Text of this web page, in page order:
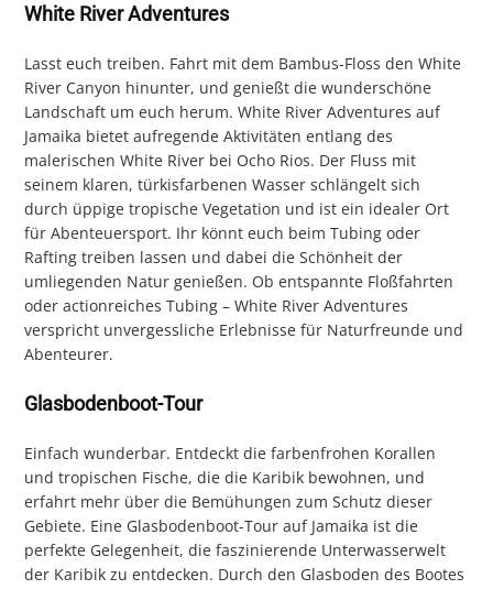
White River Adventures
Lasst euch treiben. Fahrt mit dem Bambus-Floss den White
River Canyon hinunter, und genießt die wunderschöne
Landschaft um euch herum. White River Adventures auf
Jamaika bietet aufregende Aktivitäten entlang des
malerischen White River bei Ocho Rios. Der Fluss mit
seinem klaren, türkisfarbenen Wasser schlängelt sich
durch üppige tropische Vegetation und ist ein idealer Ort
für Abenteuersport. Ihr könnt euch beim Tubing oder
Rafting treiben lassen und dabei die Schönheit der
umliegenden Natur genießen. Ob entspannte Floßfahrten
oder actionreiches Tubing – White River Adventures
verspricht unvergessliche Erlebnisse für Naturfreunde und
Abenteurer.
Glasbodenboot-Tour
Einfach wunderbar. Entdeckt die farbenfrohen Korallen
und tropischen Fische, die die Karibik bewohnen, und
erfahrt mehr über die Bemühungen zum Schutz dieser
Gebiete. Eine Glasbodenboot-Tour auf Jamaika ist die
perfekte Gelegenheit, die faszinierende Unterwasserwelt
der Karibik zu entdecken. Durch den Glasboden des Bootes